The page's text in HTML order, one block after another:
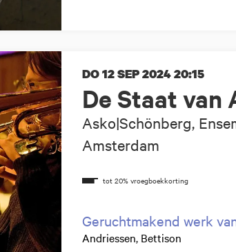
De Staat van
Asko|Schönberg,
Amsterdam
DO 12 SEP 202420:15
Geruchtmakend werk
Andriessen, Bettison